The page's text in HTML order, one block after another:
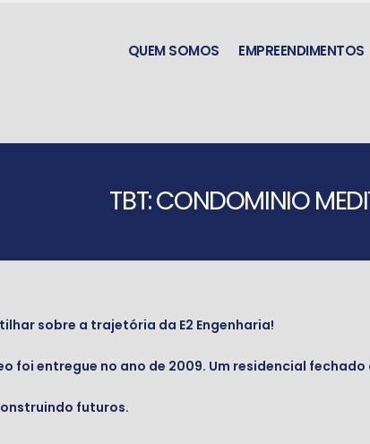
QUEM SOMOS EMPREENDIMENTOS
TBT: CONDOMINIO
sobre a trajetória da E2 Engenharia!
foi entregue no ano de 2009. Um residencial
futuros.